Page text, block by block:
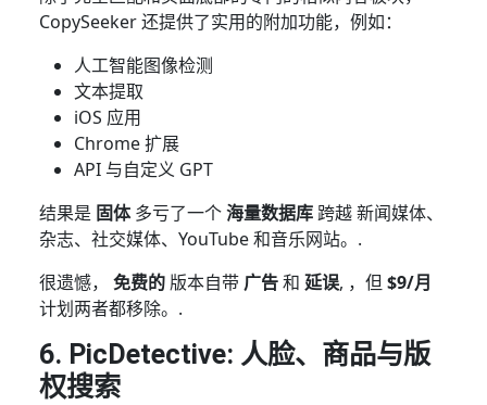
CopySeeker 还提供了实用的附加功能，例如：
人工智能图像检测
文本提取
iOS 应用
Chrome 扩展
API 与自定义 GPT
结果是 固体多亏了一个海量数据库 跨越新闻媒体、
杂志、社交媒体、YouTube 和音乐网站。.
很遗憾， 免费的 版本自带 广告和 延误, ，但 $9/月
计划两者都移除。.
6. PicDetective: 人脸、商品与版
权搜索